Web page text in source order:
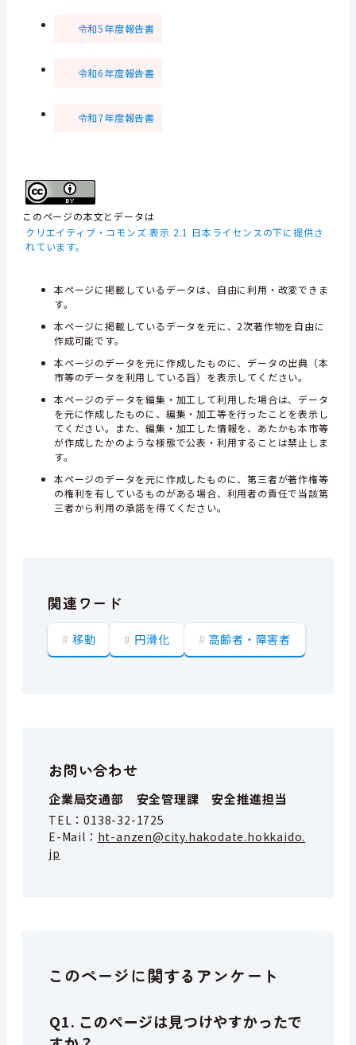
令和5年度報告書
令和6年度報告書
令和7年度報告書
このページの本文とデータは
クリエイティブ・コモンズ 表示 2.1 日本ライセンスの下に提供さ
れています。
本ページに掲載しているデータは、自由に利用・改変できま
す。
本ページに掲載しているデータを元に、2次著作物を自由に
作成可能です。
本ページのデータを元に作成したものに、データの出典（本
市等のデータを利用している旨）を表示してください。
本ページのデータを編集・加工して利用した場合は、データ
を元に作成したものに、編集・加工等を行ったことを表示し
てください。また、編集・加工した情報を、あたかも本市等
が作成したかのような様態で公表・利用することは禁止しま
す。
本ページのデータを元に作成したものに、第三者が著作権等
の権利を有しているものがある場合、利用者の責任で当該第
三者から利用の承諾を得てください。
関連ワード
移動 円滑化 高齢者・障害者
お問い合わせ
企業局交通部 安全管理課 安全推進担当
TEL：0138-32-1725
E-Mail： ht-anzen@city.hakodate.hokkaido.
jp
このページに関するアンケート